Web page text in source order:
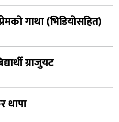
गाथा (भिडियोसहित)
ग्राजुयट
थापा